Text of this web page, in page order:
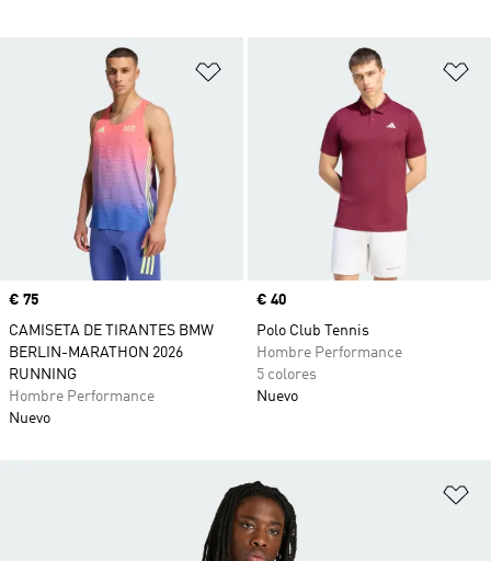
Añadir a la lista de deseos
Precio
€ 75
CAMISETA DE TIRANTES BMW
BERLIN-MARATHON 2026
RUNNING
Hombre Performance
Nuevo
Precio
€ 40
Polo Club Tennis
Hombre Performance
5 colores
Nuevo